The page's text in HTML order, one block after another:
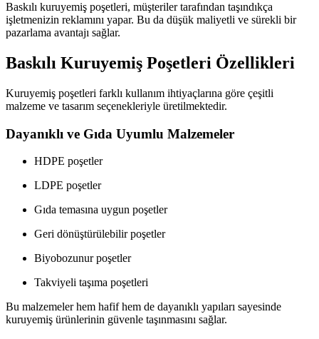
Baskılı kuruyemiş poşetleri, müşteriler tarafından taşındıkça
işletmenizin reklamını yapar. Bu da düşük maliyetli ve sürekli bir
pazarlama avantajı sağlar.
Baskılı Kuruyemiş Poşetleri Özellikleri
Kuruyemiş poşetleri farklı kullanım ihtiyaçlarına göre çeşitli
malzeme ve tasarım seçenekleriyle üretilmektedir.
Dayanıklı ve Gıda Uyumlu Malzemeler
HDPE poşetler
LDPE poşetler
Gıda temasına uygun poşetler
Geri dönüştürülebilir poşetler
Biyobozunur poşetler
Takviyeli taşıma poşetleri
Bu malzemeler hem hafif hem de dayanıklı yapıları sayesinde
kuruyemiş ürünlerinin güvenle taşınmasını sağlar.